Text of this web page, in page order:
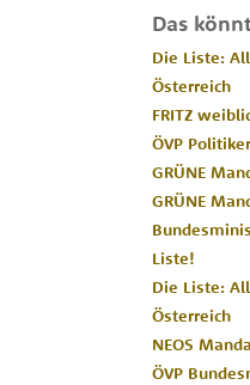
Das
Die Liste:
Österreich
FRITZ
ÖVP
GRÜNE
GRÜNE
Liste!
Die Liste:
Österreich
NEOS
ÖVP